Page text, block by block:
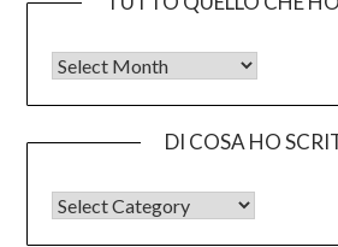
Tutto quello che ho scritto
DI COSA HO
DI COSA HO SCRITTO